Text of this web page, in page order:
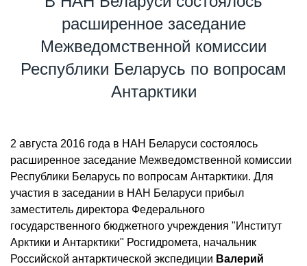
расширенное заседание
Межведомственной комиссии
Республики Беларусь по вопросам
Антарктики
2 августа 2016 года в НАН Беларуси состоялось
расширенное заседание Межведомственной комиссии
Республики Беларусь по вопросам Антарктики. Для
участия в заседании в НАН Беларуси прибыл
заместитель директора Федерального
государственного бюджетного учреждения "Институт
Арктики и Антарктики" Росгидромета, начальник
Российской антарктической экспедиции Валерий